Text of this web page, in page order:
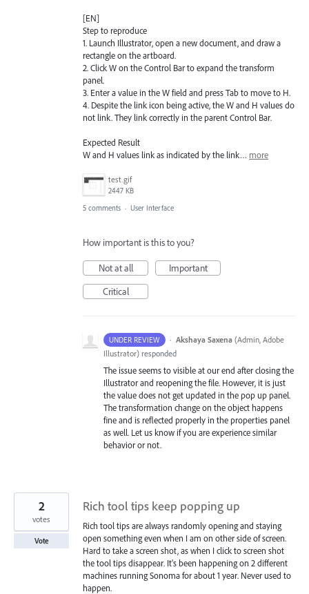
[EN]
Step to reproduce
1. Launch Illustrator, open a new document, and draw a
rectangle on the artboard.
2. Click W on the Control Bar to expand the transform
panel.
3. Enter a value in the W field and press Tab to move to H.
4. Despite the link icon being active, the W and H values do
not link. They link correctly in the parent Control Bar.
Expected Result
W and H values link as indicated by the link… more
test.gif
2447 KB
5 comments · User Interface
How important is this to you?
Not at all
Important
Critical
UNDER REVIEW · Akshaya Saxena (Admin, Adobe
Illustrator) responded
The issue seems to visible at our end after closing the
Illustrator and reopening the file. However, it is just
the value does not get updated in the pop up panel.
The transformation change on the object happens
fine and is reflected properly in the properties panel
as well. Let us know if you are experience similar
behavior or not.
Rich tool tips keep popping up
Rich tool tips are always randomly opening and staying
open something even when I am on other side of screen.
Hard to take a screen shot, as when I click to screen shot
the tool tips disappear. It's been happening on 2 different
machines running Sonoma for about 1 year. Never used to
happen.
2
votes
Vote